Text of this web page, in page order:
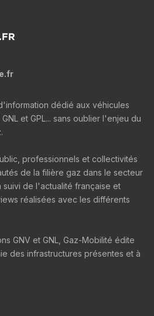
dédié aux véhicules
et GPL... sans oublier l'enjeu du
professionnels et collectivités
de la filière gaz dans le secteur
suivi de l'actualité française et
réalisées avec les différents
GNV et GNL, Gaz-Mobilité édite
des infrastructures présentes et à